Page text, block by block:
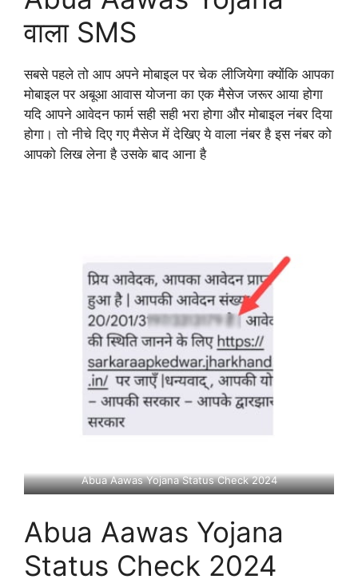
वाला SMS
सबसे पहले तो आप अपने मोबाइल पर चेक लीजियेगा क्योंकि आपका
मोबाइल पर अबूआ आवास योजना का एक मैसेज जरूर आया होगा
यदि आपने आवेदन फार्म सही सही भरा होगा और मोबाइल नंबर दिया
होगा। तो नीचे दिए गए मैसेज में देखिए ये वाला नंबर है इस नंबर को
आपको लिख लेना है उसके बाद आना है
Abua Aawas Yojana Status Check 2024
Abua Aawas Yojana
Status Check 2024